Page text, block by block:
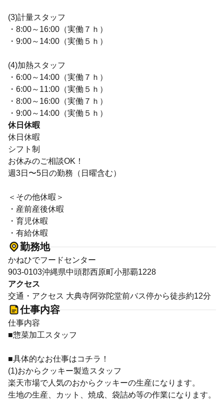
(3)計量スタッフ
・8:00～16:00（実働７ｈ）
・9:00～14:00（実働５ｈ）
(4)加熱スタッフ
・6:00～14:00（実働７ｈ）
・6:00～11:00（実働５ｈ）
・8:00～16:00（実働７ｈ）
・9:00～14:00（実働５ｈ）
休日休暇
休日休暇
シフト制
お休みのご相談OK！
週3日〜5日の勤務（日曜含む）
＜その他休暇＞
・産前産後休暇
・育児休暇
・有給休暇
勤務地
かねひでフードセンター
903-0103沖縄県中頭郡西原町小那覇1228
アクセス
交通・アクセス 大典寺阿弥陀堂前バス停から徒歩約12分
仕事内容
仕事内容
■惣菜加工スタッフ
■具体的なお仕事はコチラ！
(1)おからクッキー製造スタッフ
楽天市場で人気のおからクッキーの生産になります。
生地の生産、カット、焼成、袋詰め等の作業になります。